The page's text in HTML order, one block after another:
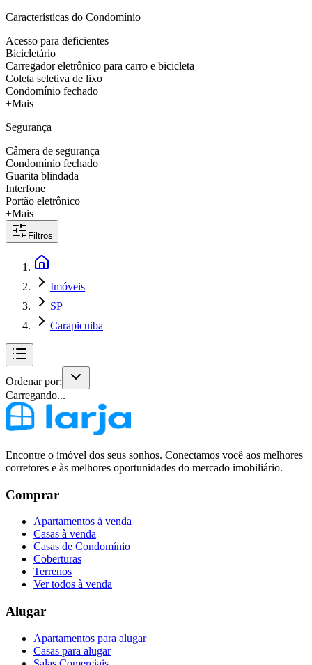
Características do Condomínio
Acesso para deficientes
Bicicletário
Carregador eletrônico para carro e bicicleta
Coleta seletiva de lixo
Condomínio fechado
+Mais
Segurança
Câmera de segurança
Condomínio fechado
Guarita blindada
Interfone
Portão eletrônico
+Mais
Filtros
Imóveis
SP
Carapicuiba
Ordenar por:
Carregando...
Encontre o imóvel dos seus sonhos. Conectamos você aos melhores
corretores e às melhores oportunidades do mercado imobiliário.
Comprar
Apartamentos à venda
Casas à venda
Casas de Condomínio
Coberturas
Terrenos
Ver todos à venda
Alugar
Apartamentos para alugar
Casas para alugar